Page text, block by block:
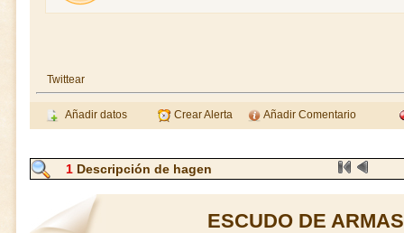
Twittear
Añadir datos Crear Alerta Añadir Comentario
1 Descripción de hagen
ESCUDO DE